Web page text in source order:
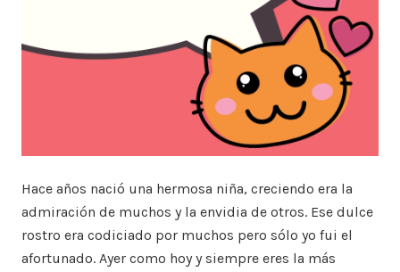
Hace años nació una hermosa niña, creciendo era la
admiración de muchos y la envidia de otros. Ese dulce
rostro era codiciado por muchos pero sólo yo fui el
afortunado. Ayer como hoy y siempre eres la más